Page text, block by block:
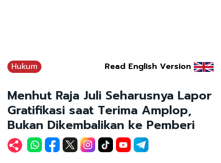
Hukum Read English Version
Menhut Raja Juli Seharusnya Lapor
Gratifikasi saat Terima Amplop,
Bukan Dikembalikan ke Pemberi